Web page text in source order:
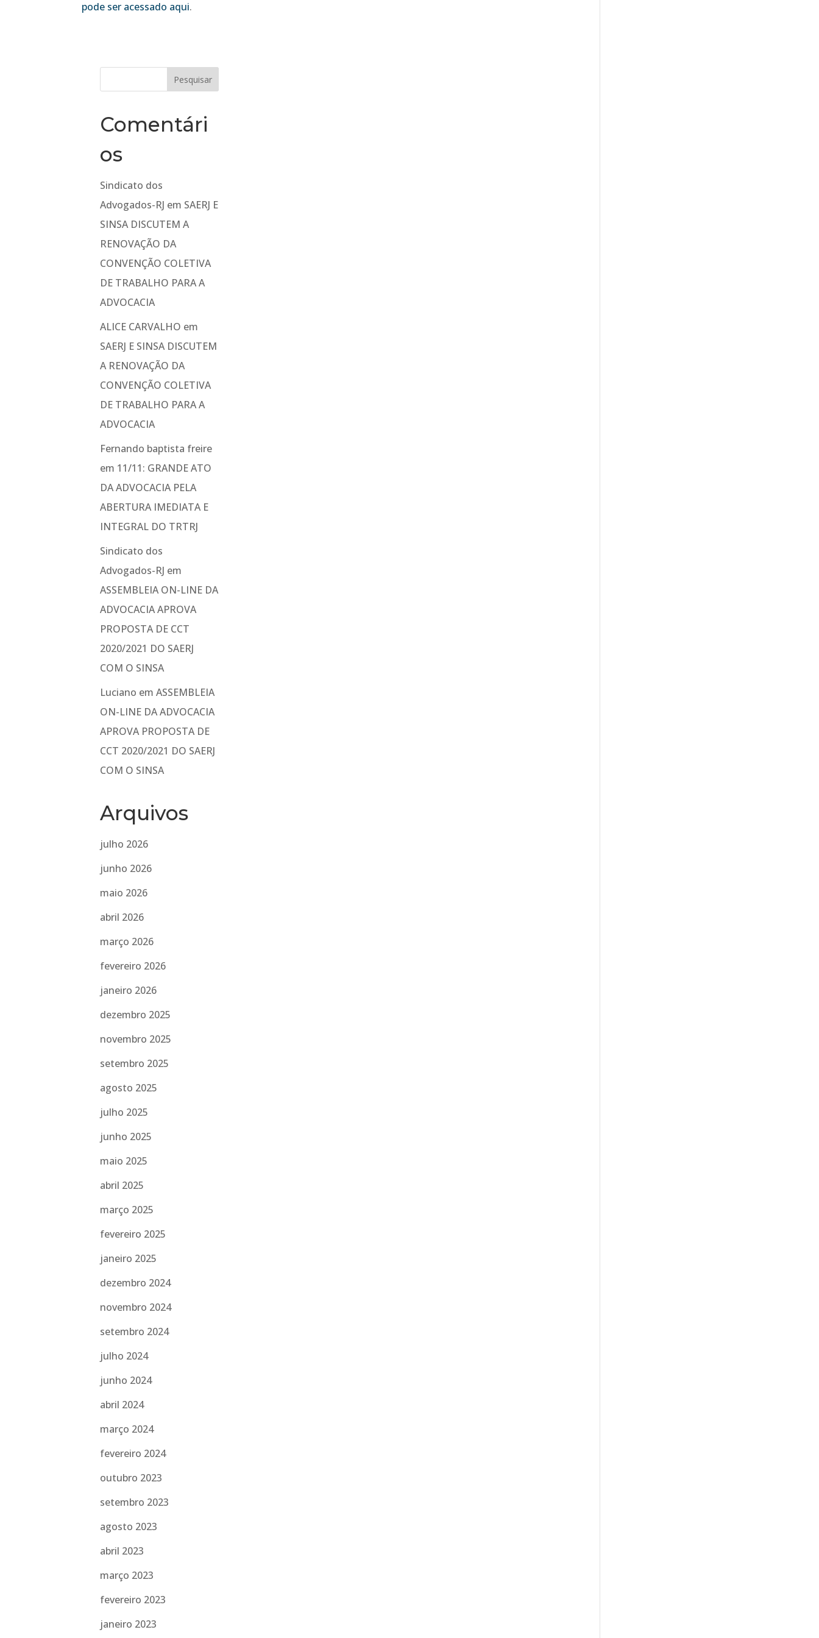
pode ser acessado aqui.
Comentári
os
Sindicato dos
Advogados-RJ em SAERJ E
SINSA DISCUTEM A
RENOVAÇÃO DA
CONVENÇÃO COLETIVA
DE TRABALHO PARA A
ADVOCACIA
ALICE CARVALHO em
SAERJ E SINSA DISCUTEM
A RENOVAÇÃO DA
CONVENÇÃO COLETIVA
DE TRABALHO PARA A
ADVOCACIA
Fernando baptista freire
em 11/11: GRANDE ATO
DA ADVOCACIA PELA
ABERTURA IMEDIATA E
INTEGRAL DO TRTRJ
Sindicato dos
Advogados-RJ em
ASSEMBLEIA ON-LINE DA
ADVOCACIA APROVA
PROPOSTA DE CCT
2020/2021 DO SAERJ
COM O SINSA
Luciano emASSEMBLEIA
ON-LINE DA ADVOCACIA
APROVA PROPOSTA DE
CCT 2020/2021 DO SAERJ
COM O SINSA
Arquivos
julho 2026
junho 2026
maio 2026
abril 2026
março 2026
fevereiro 2026
janeiro 2026
dezembro 2025
novembro 2025
setembro 2025
agosto 2025
julho 2025
junho 2025
maio 2025
abril 2025
março 2025
fevereiro 2025
janeiro 2025
dezembro 2024
novembro 2024
setembro 2024
julho 2024
junho 2024
abril 2024
março 2024
fevereiro 2024
outubro 2023
setembro 2023
agosto 2023
abril 2023
março 2023
fevereiro 2023
janeiro 2023